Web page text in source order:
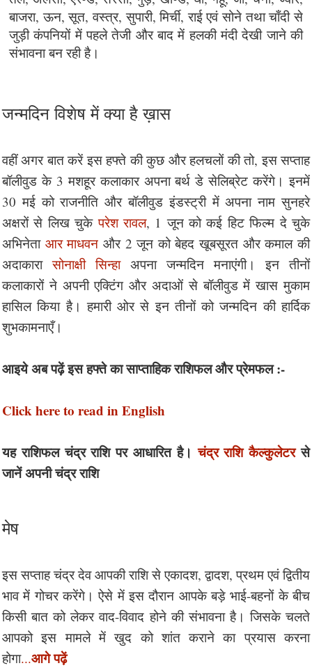
बाजरा, ऊन, सूत, वस्त्र, सुपारी, मिर्ची, राई एवं सोने तथा चाँदी से
जुड़ी कंपनियों में पहले तेजी और बाद में हलकी मंदी देखी जाने की
संभावना बन रही है।
जन्मदिन विशेष में क्या है ख़ास
वहीं अगर बात करें इस हफ्ते की कुछ और हलचलों की तो, इस सप्ताह
बॉलीवुड के 3 मशहूर कलाकार अपना बर्थ डे सेलिब्रेट करेंगे। इनमें
30 मई को राजनीति और बॉलीवुड इंडस्ट्री में अपना नाम सुनहरे
अक्षरों से लिख चुकेपरेश रावल, 1 जून को कई हिट फिल्म दे चुके
अभिनेता आर माधवन और 2 जून को बेहद खूबसूरत और कमाल की
अदाकारासोनाक्षी सिन्हाअपना जन्मदिन मनाएंगी। इन तीनों
कलाकारों ने अपनी एक्टिंग और अदाओं से बॉलीवुड में खास मुकाम
हासिल किया है। हमारी ओर से इन तीनों को जन्मदिन की हार्दिक
शुभकामनाएँ।
आइये अब पढ़ें इस हफ्ते का साप्ताहिक राशिफल और प्रेमफल :-
Click here to read in English
यह राशिफल चंद्र राशि पर आधारित है।चंद्र राशि कैल्कुलेटरसे
जानें अपनी चंद्र राशि
मेष
इस सप्ताह चंद्र देव आपकी राशि से एकादश, द्वादश, प्रथम एवं द्वितीय
भाव में गोचर करेंगे। ऐसे में इस दौरान आपके बड़े भाई-बहनों के बीच
किसी बात को लेकर वाद-विवाद होने की संभावना है। जिसके चलते
आपको इस मामले में खुद को शांत कराने का प्रयास करना
होगा...आगे पढ़ें